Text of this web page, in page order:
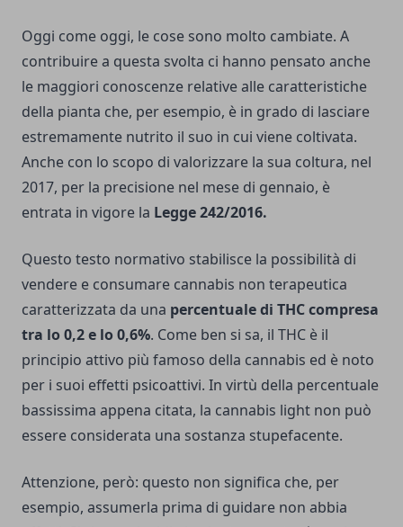
Oggi come oggi, le cose sono molto cambiate. A
contribuire a questa svolta ci hanno pensato anche
le maggiori conoscenze relative alle caratteristiche
della pianta che, per esempio, è in grado di lasciare
estremamente nutrito il suo in cui viene coltivata.
Anche con lo scopo di valorizzare la sua coltura, nel
2017, per la precisione nel mese di gennaio, è
entrata in vigore la Legge 242/2016.
Questo testo normativo stabilisce la possibilità di
vendere e consumare cannabis non terapeutica
caratterizzata da una percentuale di THC compresa
tra lo 0,2 e lo 0,6%. Come ben si sa, il THC è il
principio attivo più famoso della cannabis ed è noto
per i suoi effetti psicoattivi. In virtù della percentuale
bassissima appena citata, la cannabis light non può
essere considerata una sostanza stupefacente.
Attenzione, però: questo non significa che, per
esempio, assumerla prima di guidare non abbia